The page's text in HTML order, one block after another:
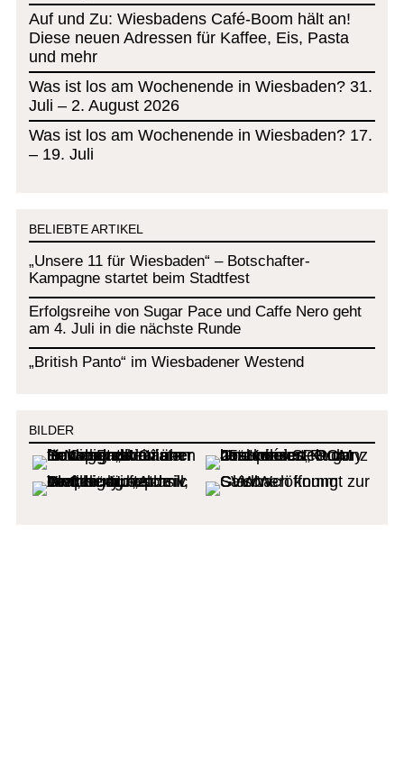
Auf und Zu: Wiesbadens Café-Boom hält an!
Diese neuen Adressen für Kaffee, Eis, Pasta
und mehr
Was ist los am Wochenende in Wiesbaden? 31.
Juli – 2. August 2026
Was ist los am Wochenende in Wiesbaden? 17.
– 19. Juli
BELIEBTE ARTIKEL
„Unsere 11 für Wiesbaden“ – Botschafter-
Kampagne startet beim Stadtfest
Erfolgsreihe von Sugar Pace und Caffe Nero geht
am 4. Juli in die nächste Runde
„British Panto“ im Wiesbadener Westend
BILDER